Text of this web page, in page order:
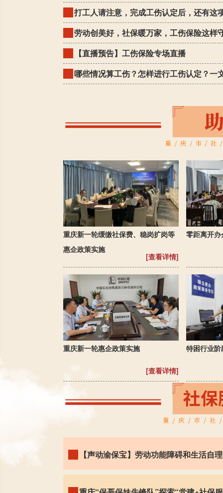
打工人请注意，完成工伤认定后，还有这
劳动创美好，社保暖万家，工伤保险这样
【直播预告】工伤保险专场直播
哪些情况算工伤？怎样进行工伤认定？一
重庆新一轮缓缴社保费、稳岗扩岗等
惠企政策实施
[查看详情]
零距离开
重庆新一轮惠企政策实施
[查看详情]
特困行业
【声动渝保宝】劳动功能障碍和生活自